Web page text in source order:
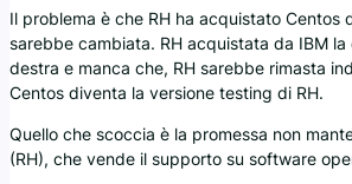
Il problema è che RH ha acquistato Centos
sarebbe cambiata. RH acquistata da IBM
destra e manca che, RH sarebbe rimasta
Centos diventa la versione testing di RH.
Quello che scoccia è la promessa non
(RH), che vende il supporto su software